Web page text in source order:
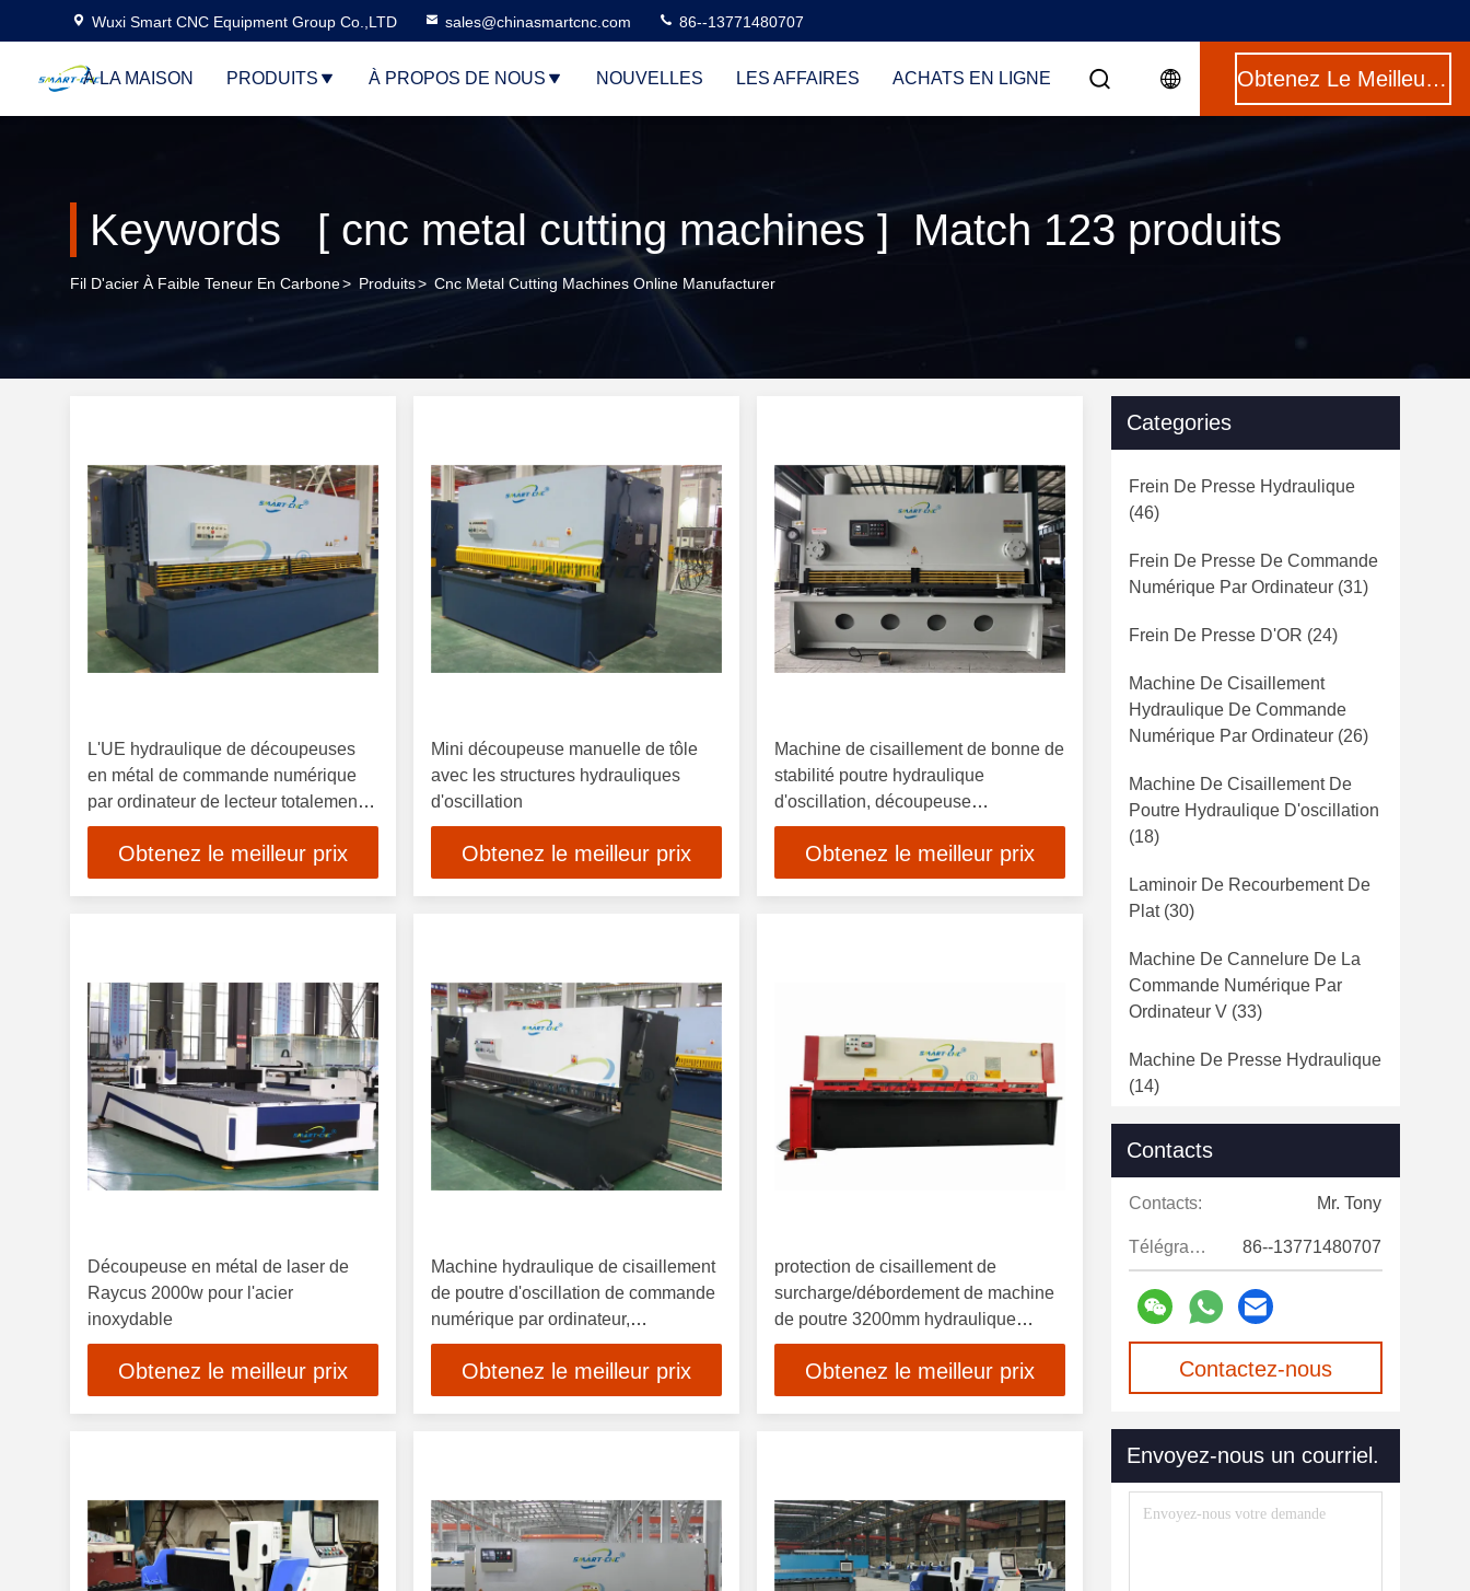
Wuxi Smart CNC Equipment Group Co.,LTD sales@chinasmartcnc.com 86--13771480707
À LA MAISON PRODUITS À PROPOS DE NOUS NOUVELLES LES AFFAIRES ACHATS EN LIGNE Obtenez Le Meilleur Prix
Keywords [ cnc metal cutting machines ] Match 123 produits
Fil D'acier À Faible Teneur En Carbone> Produits> Cnc Metal Cutting Machines Online Manufacturer
L'UE hydraulique de découpeuses
en métal de commande numérique
par ordinateur de lecteur totalement
rationalisée conçoivent
Obtenez le meilleur prix
Mini découpeuse manuelle de tôle
avec les structures hydrauliques
d'oscillation
Obtenez le meilleur prix
Machine de cisaillement de bonne de
stabilité poutre hydraulique
d'oscillation, découpeuse
hydraulique de cisaillement
Obtenez le meilleur prix
Découpeuse en métal de laser de
Raycus 2000w pour l'acier
inoxydable
Obtenez le meilleur prix
Machine hydraulique de cisaillement
de poutre d'oscillation de commande
numérique par ordinateur,
découpeuse de plaque métallique
Obtenez le meilleur prix
protection de cisaillement de
surcharge/débordement de machine
de poutre 3200mm hydraulique
d'oscillation de 10mm
Obtenez le meilleur prix
Categories
Frein De Presse Hydraulique
(46)
Frein De Presse De Commande
Numérique Par Ordinateur (31)
Frein De Presse D'OR (24)
Machine De Cisaillement
Hydraulique De Commande
Numérique Par Ordinateur (26)
Machine De Cisaillement De
Poutre Hydraulique D'oscillation
(18)
Laminoir De Recourbement De
Plat(30)
Machine De Cannelure De La
Commande Numérique Par
Ordinateur V (33)
Machine De Presse Hydraulique
(14)
Presse De Puissance
Poinçonneuse De Tourelle De
Commande Numérique Par
Ordinateur
Découpeuse De Laser De Fibre
Chaîne De Production De
Polonais Léger(22)
Machine À Cintrer De Profil
Contacts
Contacts: Mr. Tony
Télégramme: 86--13771480707
Contactez-nous
Envoyez-nous un courriel.